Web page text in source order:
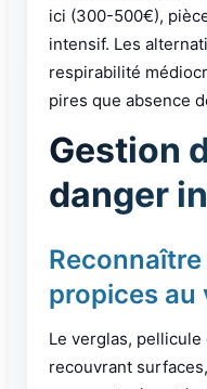
ici (300-500€),
intensif. Les
respirabilité
pires que absence
Gestion
danger
propices au
Le verglas,
recouvrant